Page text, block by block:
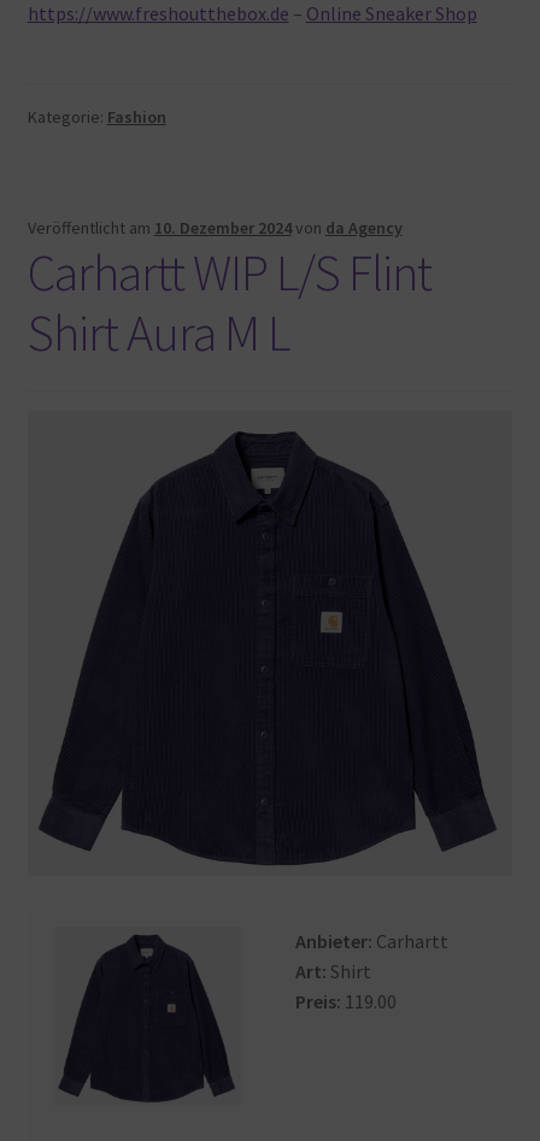
https://www.freshoutthebox.de – Online Sneaker Shop
Kategorie: Fashion
Veröffentlicht am 10. Dezember 2024von da Agency
Carhartt WIP L/S Flint
Shirt Aura M L
Anbieter: Carhartt
Art: Shirt
Preis: 119.00